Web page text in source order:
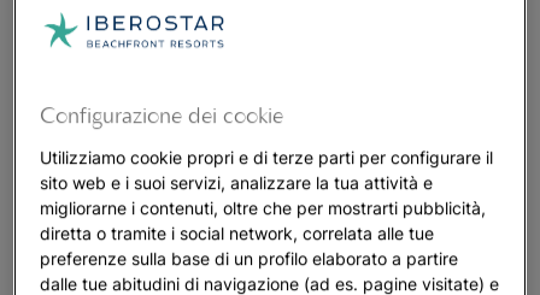
Configurazione dei cookie
Utilizziamo cookie propri e di terze parti per configurare il
sito web e i suoi servizi, analizzare la tua attività e
migliorarne i contenuti, oltre che per mostrarti pubblicità,
diretta o tramite i social network, correlata alle tue
preferenze sulla base di un profilo elaborato a partire
dalle tue abitudini di navigazione (ad es. pagine visitate) e